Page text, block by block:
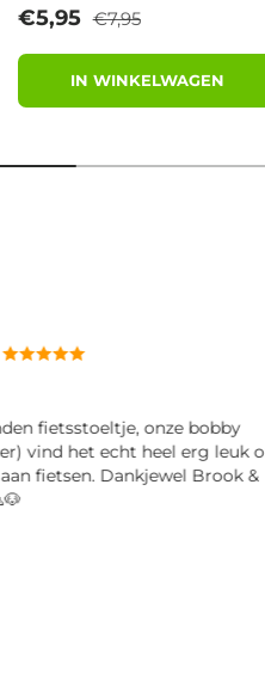
Verkoopprijs
€5,95 Reguliere prijs
€7,95
IN WINKELWAGEN
fietsstoeltje, onze bobby
vind het echt heel erg leuk
fietsen. Dankjewel Brook &